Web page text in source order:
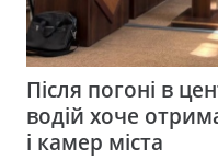
Після погоні в
водій хоче
і камер міста